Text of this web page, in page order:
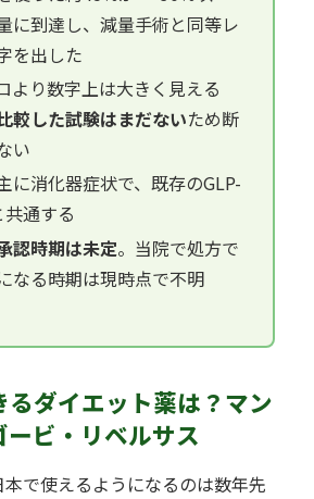
に到達し、減量手術と同等レ
を出した
より数字上は大きく見える
較した試験はまだないため断
い
に消化器症状で、既存のGLP-
通する
認時期は未定。当院で処方で
なる時期は現時点で不明
るダイエット薬は？マン
ビ・リベルサス
で使えるようになるのは数年先